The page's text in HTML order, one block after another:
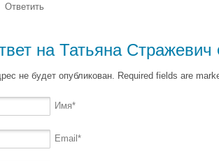
Ответить
на Татьяна Стражевич
не будет опубликован. Required fields are
Имя*
Email *